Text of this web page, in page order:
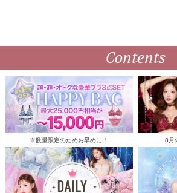
Contents
※数量限定のためお早めに！ 8月